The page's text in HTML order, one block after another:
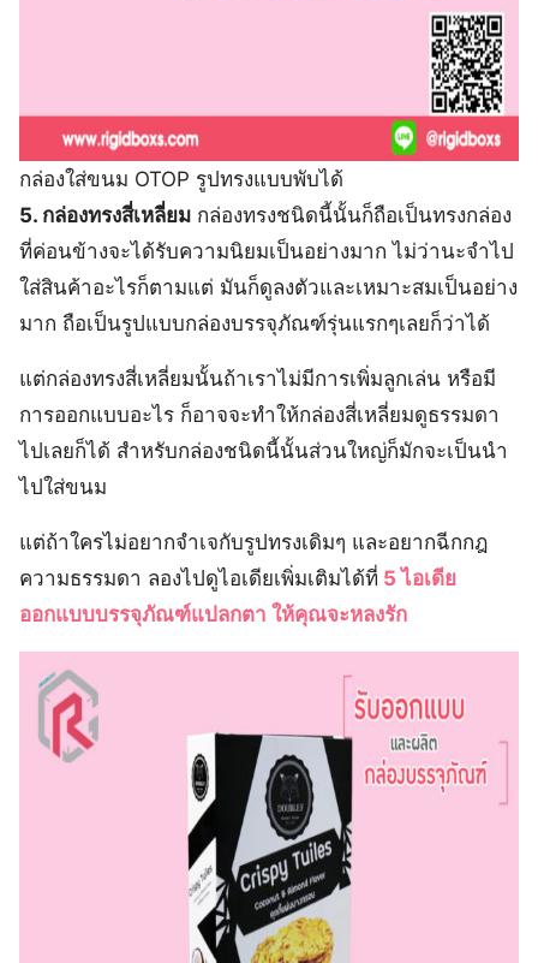
กล่องใส่ขนม OTOP รูปทรงแบบพับได้
5. กล่องทรงสี่เหลี่ยม กล่องทรงชนิดนี้นั้นก็ถือเป็นทรงกล่อง
ที่ค่อนข้างจะได้รับความนิยมเป็นอย่างมาก ไม่ว่านะจำไป
ใส่สินค้าอะไรก็ตามแต่ มันก็ดูลงตัวและเหมาะสมเป็นอย่าง
มาก ถือเป็นรูปแบบกล่องบรรจุภัณฑ์รุ่นแรกๆเลยก็ว่าได้
แต่กล่องทรงสี่เหลี่ยมนั้นถ้าเราไม่มีการเพิ่มลูกเล่น หรือมี
การออกแบบอะไร ก็อาจจะทำให้กล่องสี่เหลี่ยมดูธรรมดา
ไปเลยก็ได้ สำหรับกล่องชนิดนี้นั้นส่วนใหญ่ก็มักจะเป็นนำ
ไปใส่ขนม
แต่ถ้าใครไม่อยากจำเจกับรูปทรงเดิมๆ และอยากฉีกกฎ
ความธรรมดา ลองไปดูไอเดียเพิ่มเติมได้ที่ 5 ไอเดีย
ออกแบบบรรจุภัณฑ์แปลกตา ให้คุณจะหลงรัก